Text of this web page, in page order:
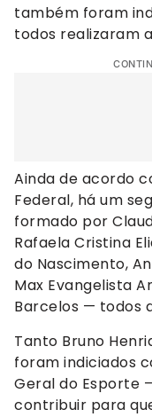
também foram
todos realizaram
Ainda de acordo
Federal, há um
formado por
Rafaela Cristina
do Nascimento,
Max Evangelista
Barcelos — todos
Tanto Bruno
foram indiciados
Geral do Esporte
contribuir para